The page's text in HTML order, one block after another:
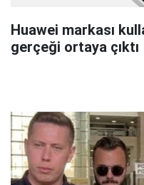
Huawei markası
gerçeği ortaya çıktı